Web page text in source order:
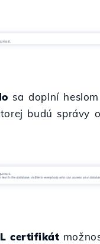
sa doplní
budú správy
certifikát